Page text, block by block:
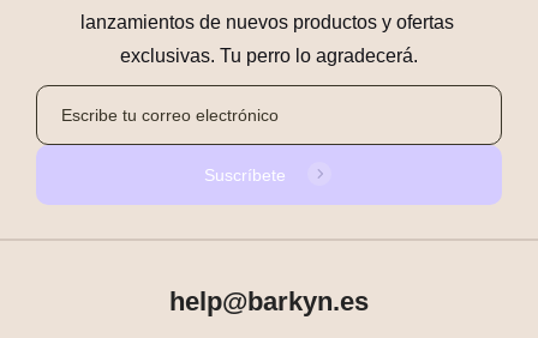
lanzamientos de nuevos productos y ofertas
exclusivas. Tu perro lo agradecerá.
Suscríbete
help@barkyn.es